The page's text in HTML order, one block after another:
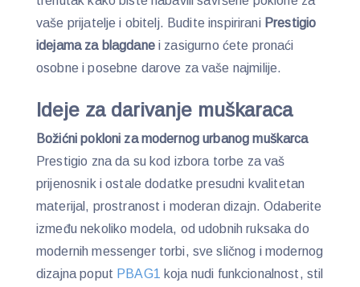
vaše prijatelje i obitelj. Budite inspirirani Prestigio
idejama za blagdane i zasigurno ćete pronaći
osobne i posebne darove za vaše najmilije.
Ideje za darivanje muškaraca
Božićni pokloni za modernog urbanog muškarca
Prestigio zna da su kod izbora torbe za vaš
prijenosnik i ostale dodatke presudni kvalitetan
materijal, prostranost i moderan dizajn. Odaberite
između nekoliko modela, od udobnih ruksaka do
modernih messenger torbi, sve sličnog i modernog
dizajna poput PBAG1
koja nudi funkcionalnost, stil